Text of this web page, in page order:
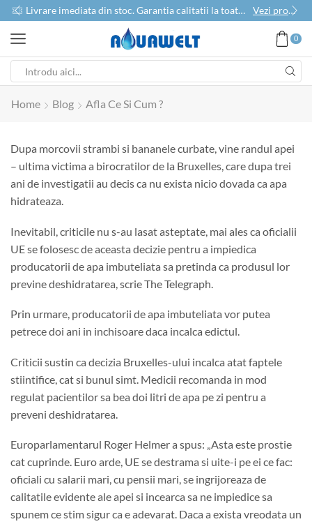
Livrare imediata din stoc. Garantia calitatii la toate produsele Vezi produse
0
Home Blog Afla Ce Si Cum ?
Dupa morcovii strambi si bananele curbate, vine randul apei
– ultima victima a birocratilor de la Bruxelles, care dupa trei
ani de investigatii au decis ca nu exista nicio dovada ca apa
hidrateaza.
Inevitabil, criticile nu s-au lasat asteptate, mai ales ca oficialii
UE se folosesc de aceasta decizie pentru a impiedica
producatorii de apa imbuteliata sa pretinda ca produsul lor
previne deshidratarea, scrie The Telegraph.
Prin urmare, producatorii de apa imbuteliata vor putea
petrece doi ani in inchisoare daca incalca edictul.
Criticii sustin ca decizia Bruxelles-ului incalca atat faptele
stiintifice, cat si bunul simt. Medicii recomanda in mod
regulat pacientilor sa bea doi litri de apa pe zi pentru a
preveni deshidratarea.
Europarlamentarul Roger Helmer a spus: „Asta este prostie
cat cuprinde. Euro arde, UE se destrama si uite-i pe ei ce fac:
oficiali cu salarii mari, cu pensii mari, se ingrijoreaza de
calitatile evidente ale apei si incearca sa ne impiedice sa
spunem ce stim sigur ca e adevarat. Daca a exista vreodata un